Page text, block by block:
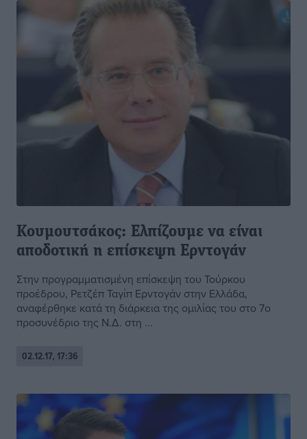
Κουμουτσάκος: Ελπίζουμε να είναι
αποδοτική η επίσκεψη Ερντογάν
Στην προγραμματισμένη επίσκεψη του Τούρκου
προέδρου, Ρετζέπ Ταγίπ Ερντογάν στην Ελλάδα,
αναφέρθηκε κατά τη διάρκεια της ομιλίας του στο 7ο
προσυνέδριο της Ν.Δ. στη ...
02.12.17, 17:36